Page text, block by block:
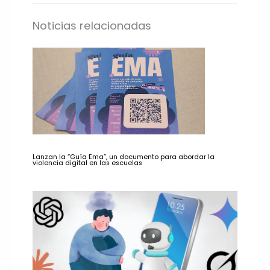
Noticias relacionadas
Lanzan la “Guía Ema”, un documento para abordar la
violencia digital en las escuelas